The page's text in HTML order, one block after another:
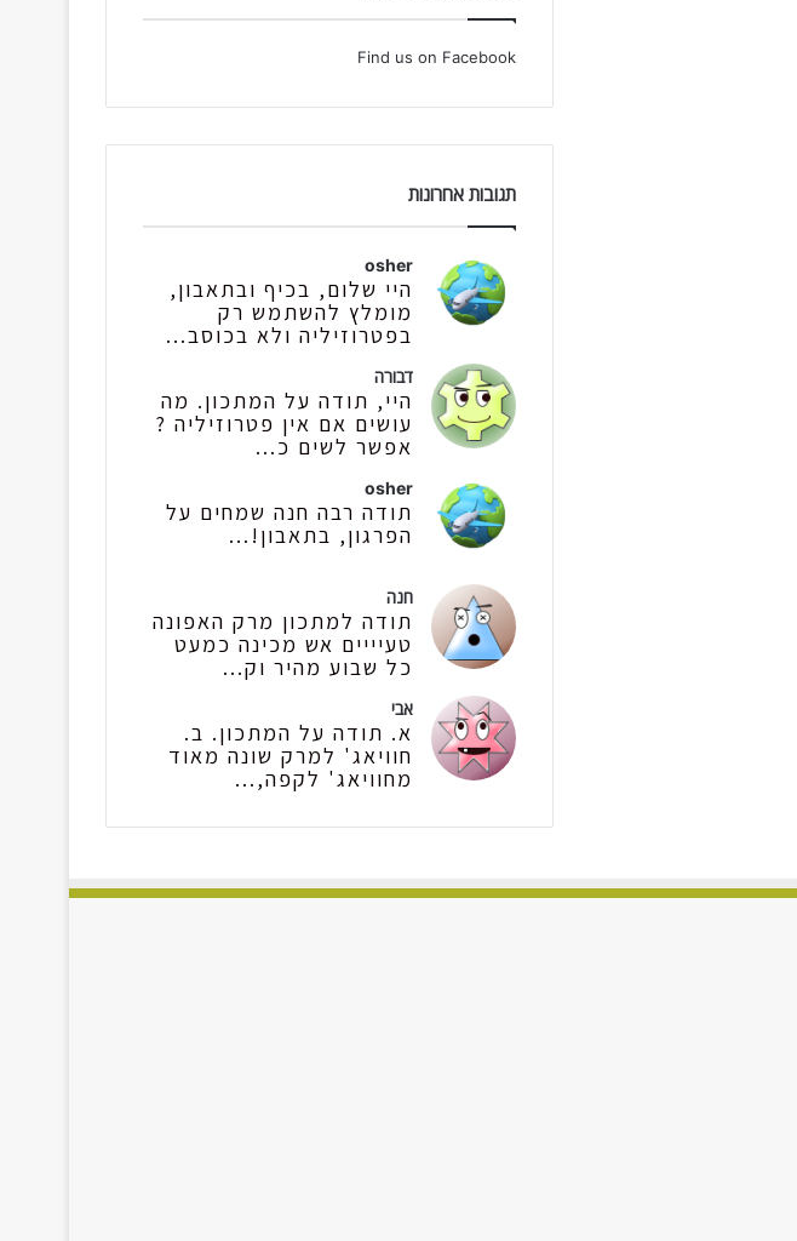
Find us on Facebook
תגובות אחרונות
osher
היי שלום, בכיף ובתאבון,
מומלץ להשתמש רק
בפטרוזיליה ולא בכוסב...
דבורה
היי, תודה על המתכון. מה
עושים אם אין פטרוזיליה ?
אפשר לשים כ...
osher
תודה רבה חנה שמחים על
הפרגון, בתאבון!...
חנה
תודה למתכון מרק האפונה
טעיייים אש מכינה כמעט
כל שבוע מהיר וק...
אבי
א. תודה על המתכון. ב.
חוויאג' למרק שונה מאוד
מחוויאג' לקפה,...